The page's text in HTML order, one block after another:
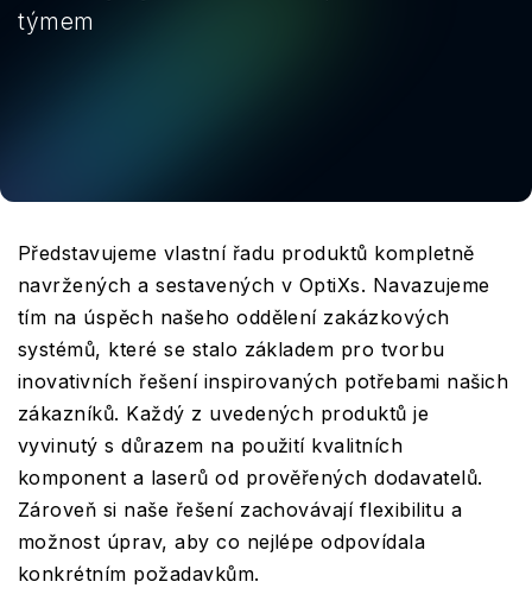
týmem
Představujeme vlastní řadu produktů kompletně
navržených a sestavených v OptiXs. Navazujeme
tím na úspěch našeho oddělení zakázkových
systémů, které se stalo základem pro tvorbu
inovativních řešení inspirovaných potřebami našich
zákazníků. Každý z uvedených produktů je
vyvinutý s důrazem na použití kvalitních
komponent a laserů od prověřených dodavatelů.
Zároveň si naše řešení zachovávají flexibilitu a
možnost úprav, aby co nejlépe odpovídala
konkrétním požadavkům.